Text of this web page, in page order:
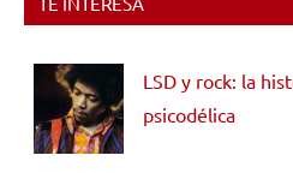
LSD y rock: la
psicodélica